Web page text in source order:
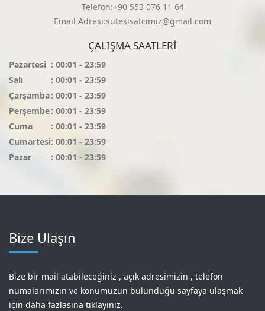
Telefon:+90 553 076 11 64
Email Adresi:sutesisatcimiz@gmail.com
ÇALIŞMA SAATLERI
Pazartesi : 00:01 - 23:59
Salı
: 00:01 - 23:59
Çarşamba: 00:01 - 23:59
Perşembe: 00:01 - 23:59
Cuma
: 00:01 - 23:59
Cumartesi: 00:01 - 23:59
Pazar
: 00:01 - 23:59
Bize Ulaşın
Bize bir mail atabileceğiniz , açık adresimizin , telefon
numalarımızın ve konumuzun bulunduğu sayfaya ulaşmak
için daha fazlasına tıklayınız.